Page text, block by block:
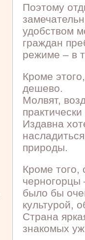
Поэтому
удобством
граждан
режиме – в
Кроме
дешево.
Молвят,
Издавна
природы.
Кроме того,
черногорцы
было бы
культурой,
Страна
знакомых